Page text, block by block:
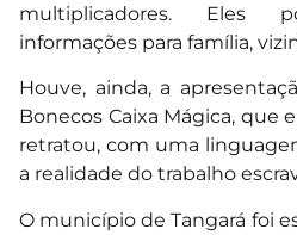
multiplicadores. Eles
informações para família,
Houve, ainda, a
Bonecos Caixa Mágica, que
retratou, com uma
a realidade do trabalho
O município de Tangará foi